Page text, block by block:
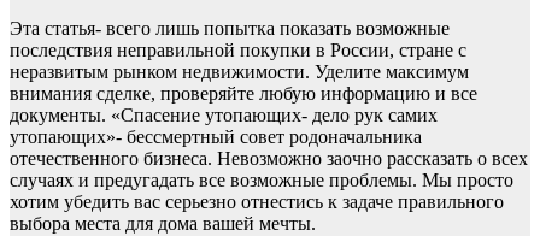
Эта статья- всего лишь попытка показать возможные
последствия неправильной покупки в России, стране с
неразвитым рынком недвижимости. Уделите максимум
внимания сделке, проверяйте любую информацию и все
документы. «Спасение утопающих- дело рук самих
утопающих»- бессмертный совет родоначальника
отечественного бизнеса. Невозможно заочно рассказать о всех
случаях и предугадать все возможные проблемы. Мы просто
хотим убедить вас серьезно отнестись к задаче правильного
выбора места для дома вашей мечты.